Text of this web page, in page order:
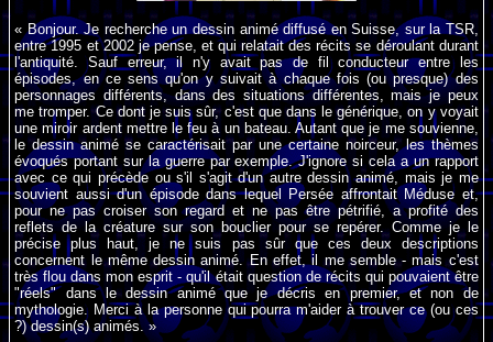
« Bonjour. Je recherche un dessin animé diffusé en Suisse, sur la TSR,
entre 1995 et 2002 je pense, et qui relatait des récits se déroulant durant
l'antiquité. Sauf erreur, il n'y avait pas de fil conducteur entre les
épisodes, en ce sens qu'on y suivait à chaque fois (ou presque) des
personnages différents, dans des situations différentes, mais je peux
me tromper. Ce dont je suis sûr, c'est que dans le générique, on y voyait
une miroir ardent mettre le feu à un bateau. Autant que je me souvienne,
le dessin animé se caractérisait par une certaine noirceur, les thèmes
évoqués portant sur la guerre par exemple. J'ignore si cela a un rapport
avec ce qui précède ou s'il s'agit d'un autre dessin animé, mais je me
souvient aussi d'un épisode dans lequel Persée affrontait Méduse et,
pour ne pas croiser son regard et ne pas être pétrifié, a profité des
reflets de la créature sur son bouclier pour se repérer. Comme je le
précise plus haut, je ne suis pas sûr que ces deux descriptions
concernent le même dessin animé. En effet, il me semble - mais c'est
très flou dans mon esprit - qu'il était question de récits qui pouvaient être
"réels" dans le dessin animé que je décris en premier, et non de
mythologie. Merci à la personne qui pourra m'aider à trouver ce (ou ces
?) dessin(s) animés. »